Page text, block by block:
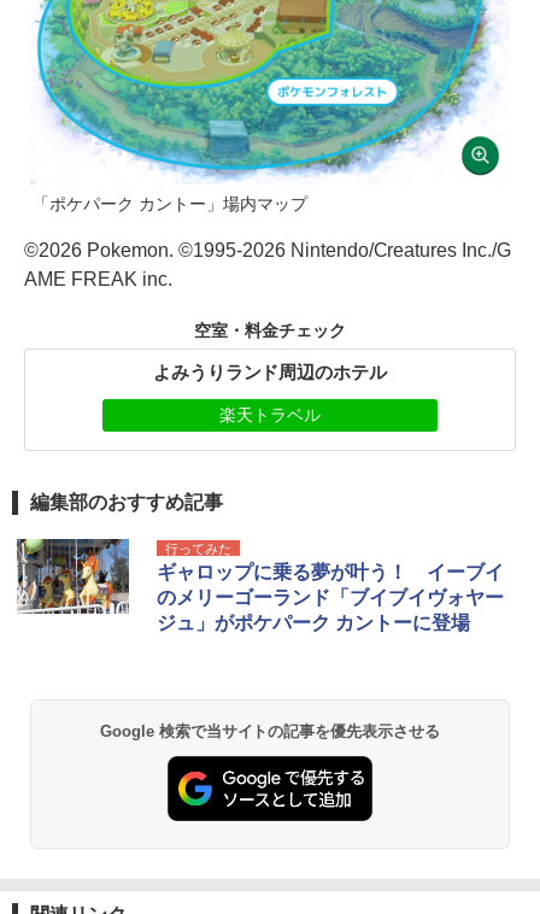
「ポケパーク カントー」場内マップ
©2026 Pokemon. ©1995-2026 Nintendo/Creatures Inc./G
AME FREAK inc.
空室・料金チェック
よみうりランド周辺のホテル
楽天トラベル
編集部のおすすめ記事
行ってみた
ギャロップに乗る夢が叶う！ イーブイ
のメリーゴーランド「ブイブイヴォヤー
ジュ」がポケパーク カントーに登場
Google 検索で当サイトの記事を優先表示させる